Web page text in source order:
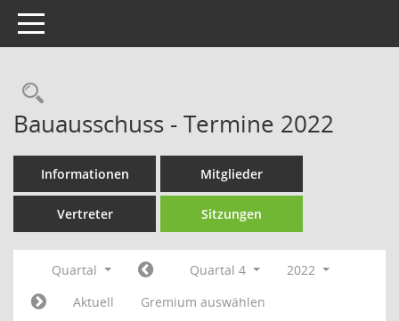
Toggle navigation
Rechercheauswahl
Bauausschuss - Termine 2022
Informationen Mitglieder
Vertreter Sitzungen
Quartal Quartal 4
2022
Aktuell
Gremium auswählen